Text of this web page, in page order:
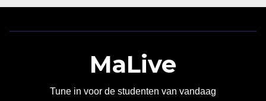
MaLive
Tune in voor de studenten van vandaag